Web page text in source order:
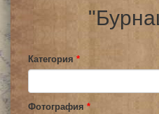
Категория *
Фотография *